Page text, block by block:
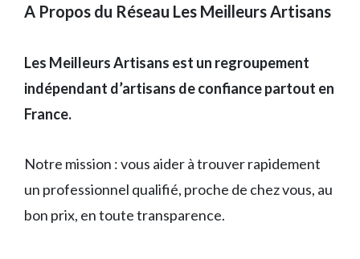
A Propos du Réseau Les Meilleurs Artisans
Les Meilleurs Artisans est un regroupement
indépendant d’artisans de confiance partout en
France.
Notre mission : vous aider à trouver rapidement
un professionnel qualifié, proche de chez vous, au
bon prix, en toute transparence.